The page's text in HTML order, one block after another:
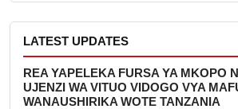
LATEST UPDATES
REA YAPELEKA FURSA YA MKOPO
UJENZI WA VITUO VIDOGO VYA
WANAUSHIRIKA WOTE TANZANIA